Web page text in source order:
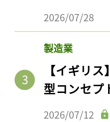
2026/07/28
製造業
【イギリ
型コンセプ
2026/07/12